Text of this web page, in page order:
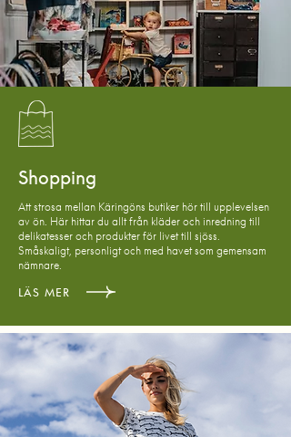
Shopping
Att strosa mellan Käringöns butiker hör till upplevelsen
av ön. Här hittar du allt från kläder och inredning till
delikatesser och produkter för livet till sjöss.
Småskaligt, personligt och med havet som gemensam
nämnare.
LÄS MER